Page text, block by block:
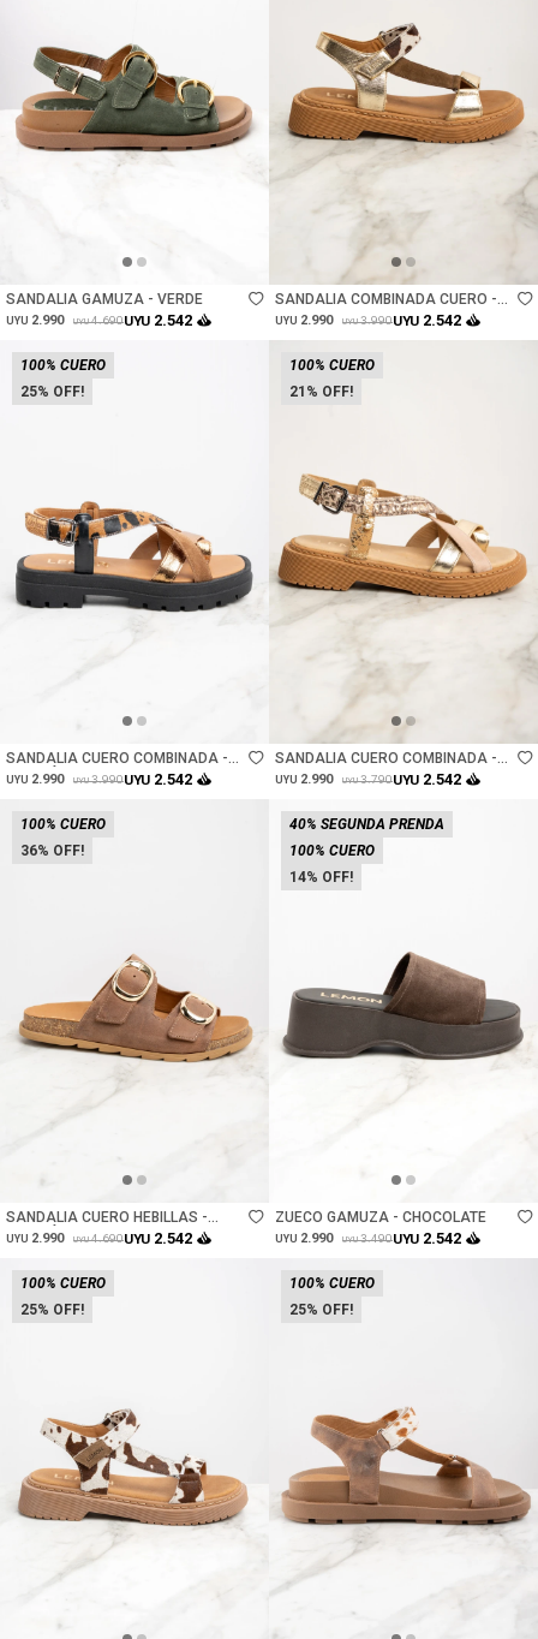
SANDALIA GAMUZA - VERDE
UYU 2.990 UYU 4.690UYU 2.542
SANDALIA COMBINADA CUERO -
CAMEL
UYU 2.990 UYU 3.990UYU 2.542
25
100% CUERO
SANDALIA CUERO COMBINADA -
MARRÓN
UYU 2.990 UYU 3.990UYU 2.542
21
100% CUERO
Talle
SANDALIA CUERO COMBINADA -
ROSA
UYU 2.990 UYU 3.790UYU 2.542
36
100% CUERO
SANDALIA CUERO HEBILLAS -
MARRÓN
UYU 2.990 UYU 4.690UYU 2.542
14
100% CUERO
40% SEGUNDA PRENDA
ZUECO GAMUZA - CHOCOLATE
UYU 2.990 UYU 3.490UYU 2.542
25
100% CUERO
Talle
25
100% CUERO